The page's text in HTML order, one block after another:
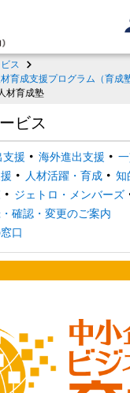
ス
育成支援プログラム（育成塾
材育成塾
ビス
支援 海外進出支援
人材活躍・育成
知
ジェトロ・メンバーズ
確認・変更のご案内
口